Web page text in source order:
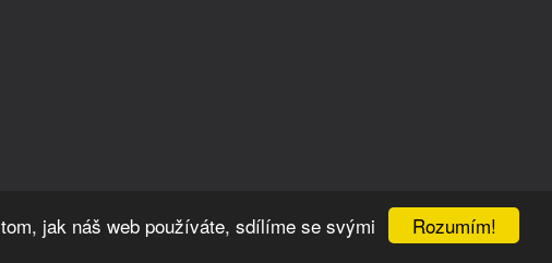
Rozumím!
jak náš web používáte, sdílíme se svými